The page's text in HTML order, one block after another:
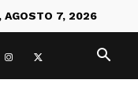
AGOSTO 7, 2026